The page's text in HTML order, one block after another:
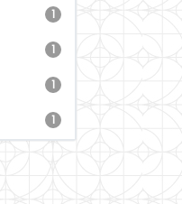
1
1
1
1